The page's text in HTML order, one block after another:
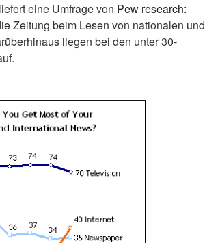
eine Umfrage von Pew research:
Zeitung beim Lesen von nationalen und
liegen bei den unter 30-